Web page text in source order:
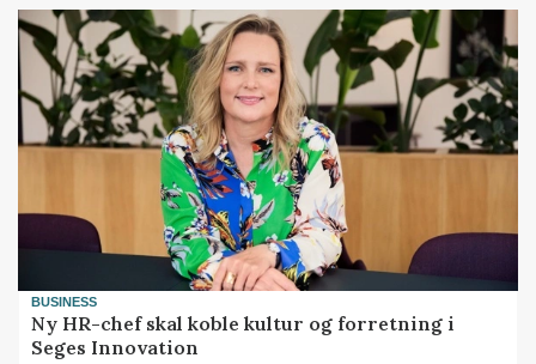
BUSINESS
Ny HR-chef skal koble kultur og forretning i
Seges Innovation